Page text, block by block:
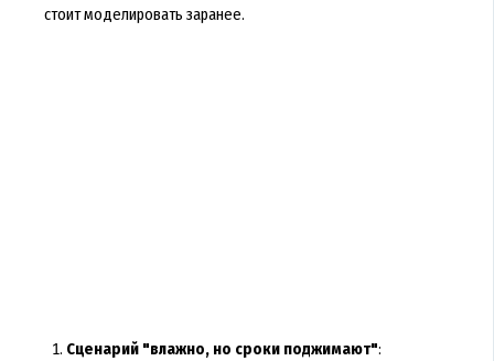
стоит моделировать заранее.
Сценарий "влажно, но сроки поджимают":